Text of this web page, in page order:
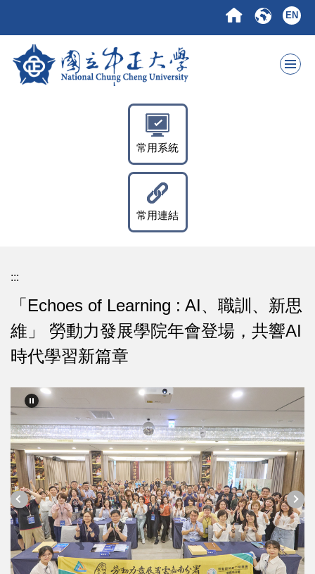
要
EN
常用系統
常用連結
:::
「Echoes of Learning : AI、職訓、新思
維」 勞動力發展學院年會登場，共響AI
時代學習新篇章